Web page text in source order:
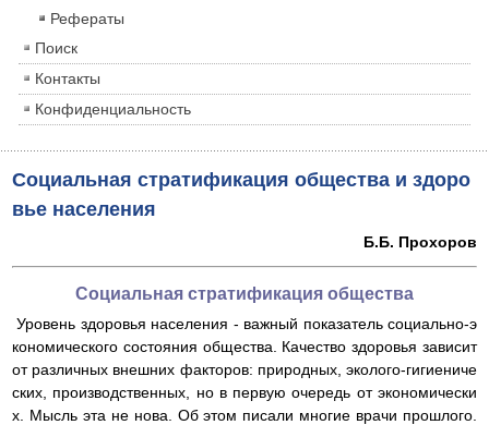
Рефераты
Поиск
Контакты
Конфиденциальность
Социальная стратификация общества и здоро
вье населения
Б.Б. Прохоров
Социальная стратификация общества
Уровень здоровья населения - важный показатель социально-э
кономического состояния общества. Качество здоровья зависит
от различных внешних факторов: природных, эколого-гигиениче
ских, производственных, но в первую очередь от экономически
х. Мысль эта не нова. Об этом писали многие врачи прошлого.